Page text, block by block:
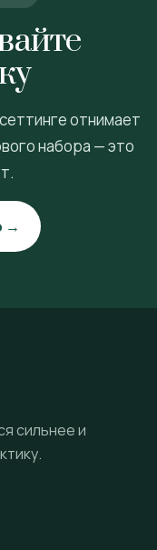
отнимает
набора — это
→
сильнее и